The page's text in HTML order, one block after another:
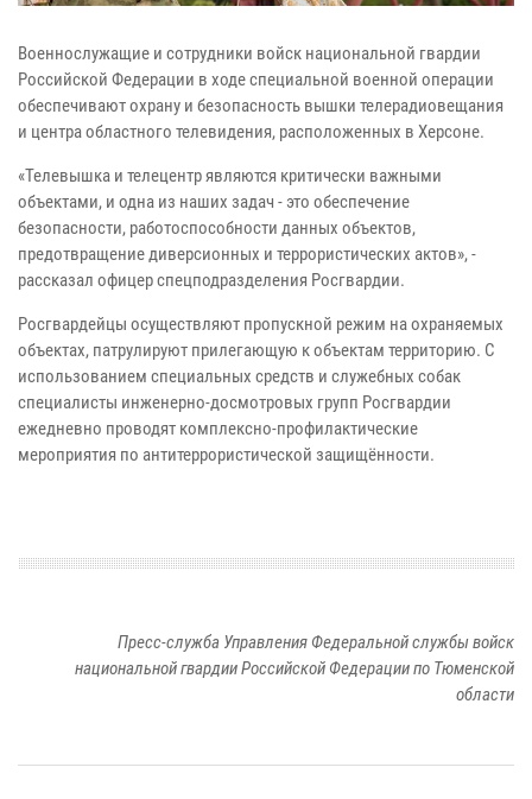
Военнослужащие и сотрудники войск национальной гвардии
Российской Федерации в ходе специальной военной операции
обеспечивают охрану и безопасность вышки телерадиовещания
и центра областного телевидения, расположенных в Херсоне.
«Телевышка и телецентр являются критически важными
объектами, и одна из наших задач - это обеспечение
безопасности, работоспособности данных объектов,
предотвращение диверсионных и террористических актов», -
рассказал офицер спецподразделения Росгвардии.
Росгвардейцы осуществляют пропускной режим на охраняемых
объектах, патрулируют прилегающую к объектам территорию. С
использованием специальных средств и служебных собак
специалисты инженерно-досмотровых групп Росгвардии
ежедневно проводят комплексно-профилактические
мероприятия по антитеррористической защищённости.
Пресс-служба Управления Федеральной службы войск
национальной гвардии Российской Федерации по Тюменской
области